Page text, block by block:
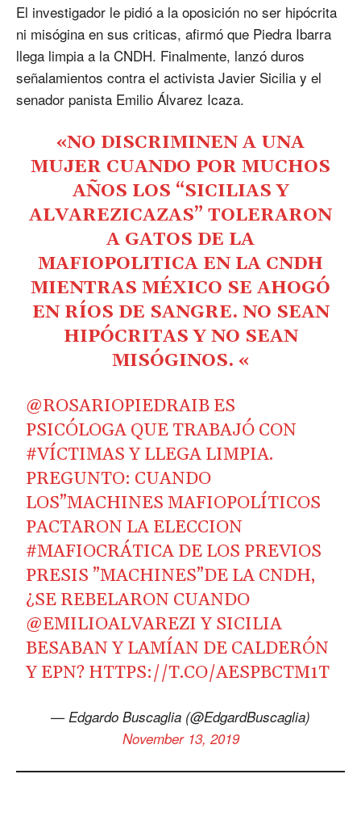
El investigador le pidió a la oposición no ser hipócrita
ni misógina en sus criticas, afirmó que Piedra Ibarra
llega limpia a la CNDH. Finalmente, lanzó duros
señalamientos contra el activista Javier Sicilia y el
senador panista Emilio Álvarez Icaza.
«NO DISCRIMINEN A UNA
MUJER CUANDO POR MUCHOS
AÑOS LOS “SICILIAS Y
ALVAREZICAZAS” TOLERARON
A GATOS DE LA
MAFIOPOLITICA EN LA CNDH
MIENTRAS MÉXICO SE AHOGÓ
EN RÍOS DE SANGRE. NO SEAN
HIPÓCRITAS Y NO SEAN
MISÓGINOS. «
@ROSARIOPIEDRAIB ES
PSICÓLOGA QUE TRABAJÓ CON
#VÍCTIMAS Y LLEGA LIMPIA.
PREGUNTO: CUANDO
LOS”MACHINES MAFIOPOLÍTICOS
PACTARON LA ELECCION
#MAFIOCRÁTICA DE LOS PREVIOS
PRESIS ”MACHINES”DE LA CNDH,
¿SE REBELARON CUANDO
@EMILIOALVAREZI Y SICILIA
BESABAN Y LAMÍAN DE CALDERÓN
Y EPN? HTTPS://T.CO/AESPBCTM1T
— Edgardo Buscaglia (@EdgardBuscaglia)
November 13, 2019